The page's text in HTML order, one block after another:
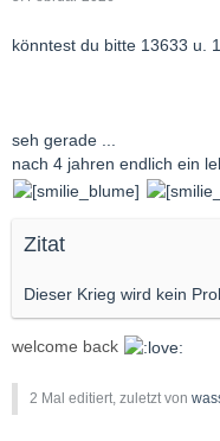
könntest du bitte 13633 u.
seh gerade ...
nach 4 jahren endlich ein
Zitat
Dieser Krieg wird kein
welcome back
2 Mal editiert, zuletzt von